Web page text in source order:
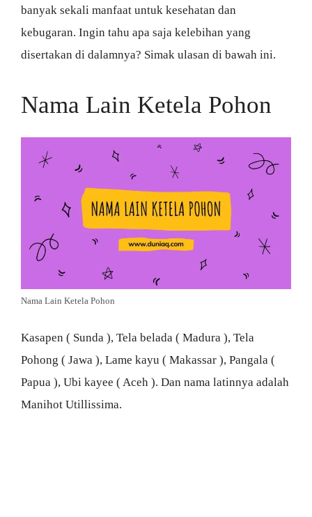
banyak sekali manfaat untuk kesehatan dan
kebugaran. Ingin tahu apa saja kelebihan yang
disertakan di dalamnya? Simak ulasan di bawah ini.
Nama Lain Ketela Pohon
Nama Lain Ketela Pohon
Kasapen ( Sunda ), Tela belada ( Madura ), Tela
Pohong ( Jawa ), Lame kayu ( Makassar ), Pangala (
Papua ), Ubi kayee ( Aceh ). Dan nama latinnya adalah
Manihot Utillissima.